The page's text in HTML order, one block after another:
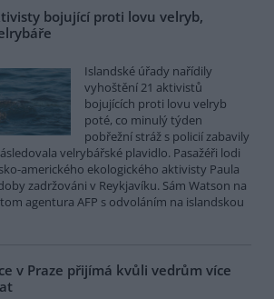
bojující proti lovu velryb,
Islandské úřady nařídily
vyhoštění 21 aktivistů
bojujících proti lovu velryb
poté, co minulý týden
pobřežní stráž s policií zabavily
velrybářské plavidlo. Pasažéři lodi
amerického ekologického aktivisty Paula
zadržováni v Reykjavíku. Sám Watson na
agentura AFP s odvoláním na islandskou
v Praze přijímá kvůli vedrům více